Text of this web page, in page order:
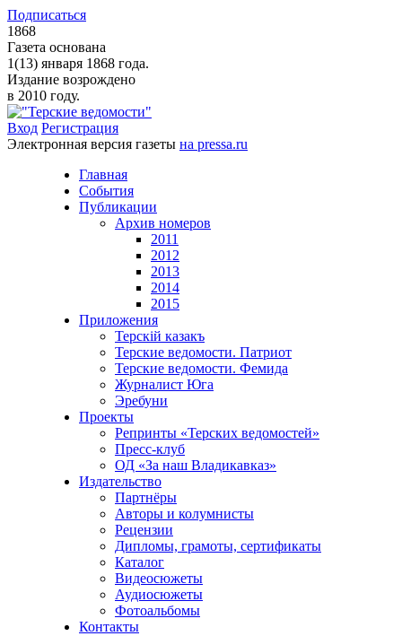
Подписаться
1868
Газета основана
1(13) января 1868 года.
Издание возрождено
в 2010 году.
Вход Регистрация
Электронная версия газеты на pressa.ru
Главная
События
Публикации
Архив номеров
2011
2012
2013
2014
2015
Приложения
Терскiй казакъ
Терские ведомости. Патриот
Терские ведомости. Фемида
Журналист Юга
Эребуни
Проекты
Репринты «Терских ведомостей»
Пресс-клуб
ОД «За наш Владикавказ»
Издательство
Партнёры
Авторы и колумнисты
Рецензии
Дипломы, грамоты, сертификаты
Каталог
Видеосюжеты
Аудиосюжеты
Фотоальбомы
Контакты